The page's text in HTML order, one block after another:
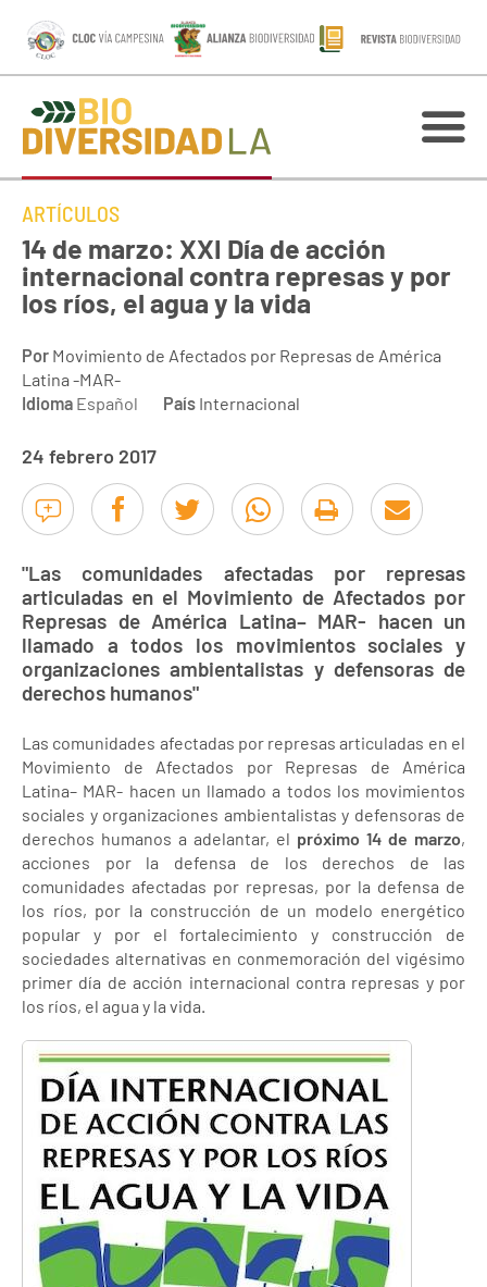
ARTÍCULOS
14 de marzo: XXI Día de acción
internacional contra represas y por
los ríos, el agua y la vida
Por Movimiento de Afectados por Represas de América
Latina -MAR-
Idioma Español País Internacional
24 febrero 2017
"Las comunidades afectadas por represas
articuladas en el Movimiento de Afectados por
Represas de América Latina– MAR- hacen un
llamado a todos los movimientos sociales y
organizaciones ambientalistas y defensoras de
derechos humanos"
Las comunidades afectadas por represas articuladas en el
Movimiento de Afectados por Represas de América
Latina– MAR- hacen un llamado a todos los movimientos
sociales y organizaciones ambientalistas y defensoras de
derechos humanos a adelantar, el próximo 14 de marzo,
acciones por la defensa de los derechos de las
comunidades afectadas por represas, por la defensa de
los ríos, por la construcción de un modelo energético
popular y por el fortalecimiento y construcción de
sociedades alternativas en conmemoración del vigésimo
primer día de acción internacional contra represas y por
los ríos, el agua y la vida.